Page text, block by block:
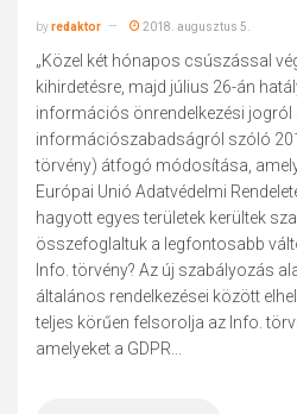
byredaktor 2018. augusztus 5.
„Közel két hónapos csúszással
kihirdetésre, majd július 26-án
információs önrendelkezési jogról
információszabadságról szóló
törvény) átfogó módosítása,
Európai Unió Adatvédelmi
hagyott egyes területek kerültek
összefoglaltuk a legfontosabb
Info. törvény? Az új szabályozás
általános rendelkezései között
teljes körűen felsorolja az Info.
amelyeket a GDPR...